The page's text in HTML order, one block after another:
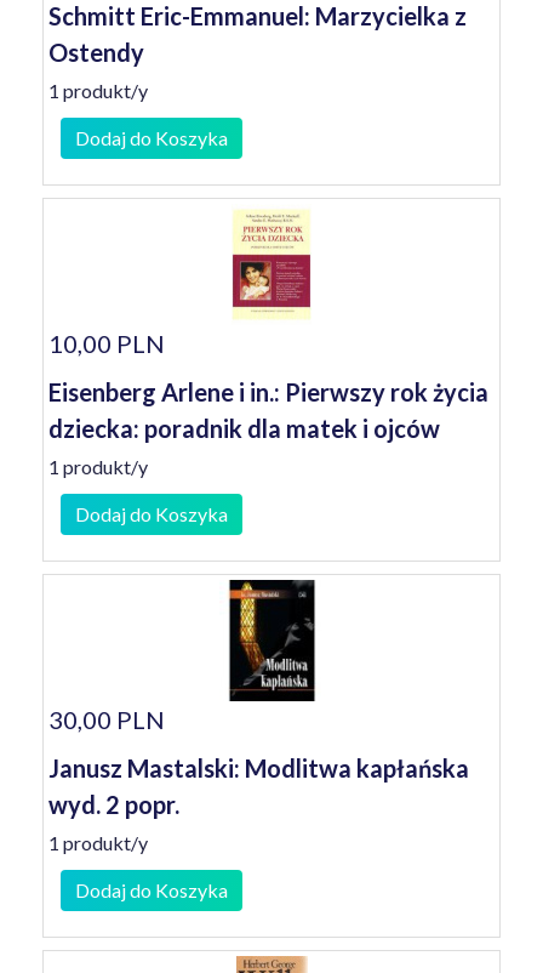
Schmitt Eric-Emmanuel: Marzycielka z
Ostendy
1 produkt/y
Dodaj do Koszyka
10,00 PLN
Eisenberg Arlene i in.: Pierwszy rok życia
dziecka: poradnik dla matek i ojców
1 produkt/y
Dodaj do Koszyka
30,00 PLN
Janusz Mastalski: Modlitwa kapłańska
wyd. 2 popr.
1 produkt/y
Dodaj do Koszyka